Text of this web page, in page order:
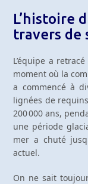
L’histoire
travers de
L’équipe a
moment où la
a commencé à
lignées de
200 000 ans,
une période
mer a chuté
actuel.
On ne sait